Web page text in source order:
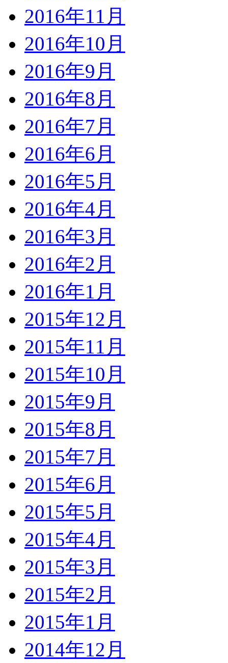
2016年11月
2016年10月
2016年9月
2016年8月
2016年7月
2016年6月
2016年5月
2016年4月
2016年3月
2016年2月
2016年1月
2015年12月
2015年11月
2015年10月
2015年9月
2015年8月
2015年7月
2015年6月
2015年5月
2015年4月
2015年3月
2015年2月
2015年1月
2014年12月